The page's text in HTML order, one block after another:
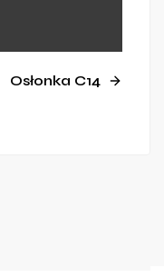
Osłonka C14